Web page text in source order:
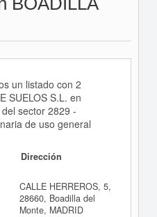
un listado con 2
SUELOS S.L. en
sector 2829 -
de uso general
Dirección
CALLE HERREROS, 5,
28660, Boadilla del
Monte, MADRID